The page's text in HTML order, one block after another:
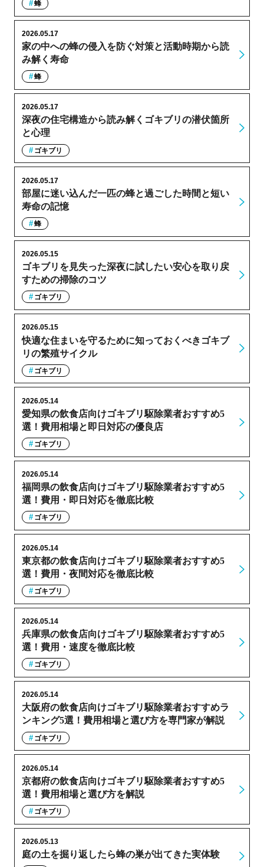
蜂
家の中への蜂の侵入を防ぐ対策と活動時期から読
み解く寿命
2026.05.17
蜂
深夜の住宅構造から読み解くゴキブリの潜伏箇所
と心理
2026.05.17
ゴキブリ
部屋に迷い込んだ一匹の蜂と過ごした時間と短い
寿命の記憶
2026.05.17
蜂
ゴキブリを見失った深夜に試したい安心を取り戻
すための掃除のコツ
2026.05.15
ゴキブリ
快適な住まいを守るために知っておくべきゴキブ
リの繁殖サイクル
2026.05.15
ゴキブリ
愛知県の飲食店向けゴキブリ駆除業者おすすめ5
選！費用相場と即日対応の優良店
2026.05.14
ゴキブリ
福岡県の飲食店向けゴキブリ駆除業者おすすめ5
選！費用・即日対応を徹底比較
2026.05.14
ゴキブリ
東京都の飲食店向けゴキブリ駆除業者おすすめ5
選！費用・夜間対応を徹底比較
2026.05.14
ゴキブリ
兵庫県の飲食店向けゴキブリ駆除業者おすすめ5
選！費用・速度を徹底比較
2026.05.14
ゴキブリ
大阪府の飲食店向けゴキブリ駆除業者おすすめラ
ンキング5選！費用相場と選び方を専門家が解説
2026.05.14
ゴキブリ
京都府の飲食店向けゴキブリ駆除業者おすすめ5
選！費用相場と選び方を解説
2026.05.14
ゴキブリ
庭の土を掘り返したら蜂の巣が出てきた実体験
2026.05.13